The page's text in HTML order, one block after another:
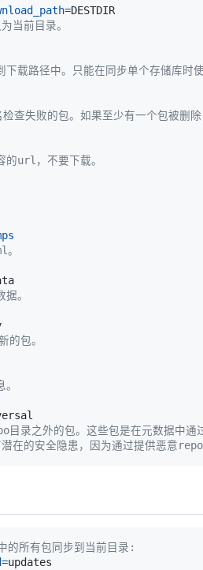
=
当前目录。
载路径中。只能在同步单个存储库时
查失败的包。如果至少有一个包被删除
的url，不要下载。
。
的包。
目录之外的包。这些包是在元数据中
在的安全隐患，因为通过提供恶意
所有包同步到当前目录:
=